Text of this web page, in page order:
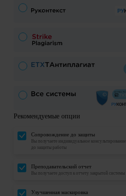
Рекомендуемые опции
Сопровождение до защиты
Вы получаете индивидуальное
до защиты работы
Преподавательский отчет
Вы получаете доступ к отчету закрытой
Улучшенная маскировка